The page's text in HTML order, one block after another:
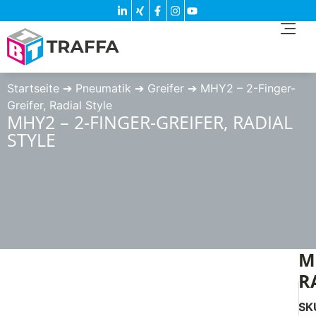
Startseite ➔ Pneumatik ➔ Greifer ➔ MHY2 – 2-Finger-
Greifer, Radial Style
MHY2 – 2-FINGER-GREIFER, RADIAL
STYLE